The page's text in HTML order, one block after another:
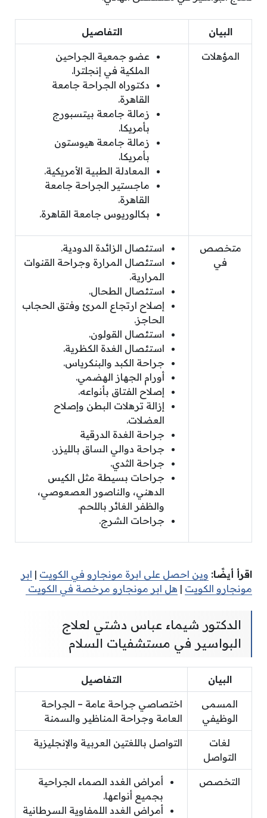
البيان التفاصيل
المؤهلات
عضو جمعية الجراحين
الملكية في إنجلترا.
دكتوراه الجراحة جامعة
القاهرة.
زمالة جامعة بيتسبورج
بأمريكا.
زمالة جامعة هيوستون
بأمريكا.
المعادلة الطبية الأمريكية.
ماجستير الجراحة جامعة
القاهرة.
بكالوريوس جامعة القاهرة.
متخصص
في
استئصال الزائدة الدودية.
استئصال المرارة وجراحة القنوات
المرارية.
استئصال الطحال.
إصلاح ارتجاع المرئ وفتق الحجاب
الحاجز.
استئصال القولون.
استئصال الغدة الكظرية.
جراحة الكبد والبنكرياس.
أورام الجهاز الهضمي.
إصلاح الفتاق بأنواعه.
إزالة ترهلات البطن وإصلاح
العضلات.
جراحة الغدة الدرقية
جراحة دوالي الساق بالليزر.
جراحة الثدي.
جراحات بسيطة مثل الكيس
الدهني، والناصور العصعوصي،
والظفر الغائر باللحم.
جراحات الشرج.
اقرأ أيضًا: وين احصل على ابرة مونجارو في الكويت | ابر
مونجارو الكويت | هل ابر مونجارو مرخصة في الكويت
الدكتور شيماء عباس دشتي لعلاج
البواسير في مستشفيات السلام
البيان التفاصيل
المسمى
الوظيفي
اختصاصي جراحة عامة – الجراحة
العامة وجراحة المناظير والسمنة
لغات
التواصل
التواصل باللغتين العربية والإنجليزية
التخصص
أمراض الغدد الصماء الجراحية
بجميع أنواعها.
أمراض الغدد اللمفاوية السرطانية